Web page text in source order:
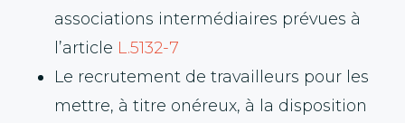
associations intermédiaires prévues à
l’article L.5132-7
Le recrutement de travailleurs pour les
mettre, à titre onéreux, à la disposition